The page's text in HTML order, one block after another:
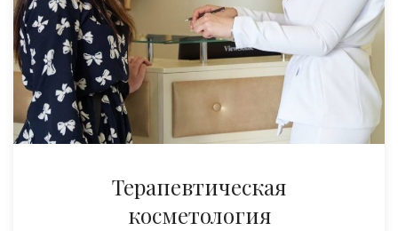
Терапевтическая
косметология